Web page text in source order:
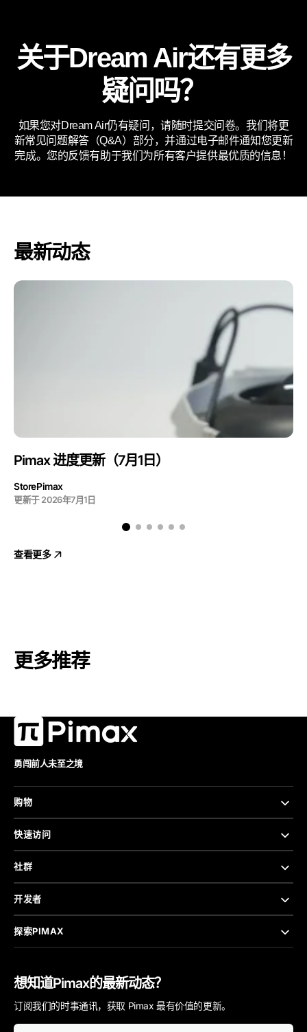
关于Dream Air还有更多
疑问吗？
如果您对Dream Air仍有疑问，请随时提交问卷。我们将更
新常见问题解答（Q&A）部分，并通过电子邮件通知您更新
完成。您的反馈有助于我们为所有客户提供最优质的信息！
最新动态
查看更多
Pimax 进度更新（7月1日）
StorePimax
更新于 2026年7月1日
更多推荐
勇闯前人未至之境
购物
快速访问
社群
开发者
探索PIMAX
想知道Pimax的最新动态？
订阅我们的时事通讯，获取 Pimax 最有价值的更新。
您